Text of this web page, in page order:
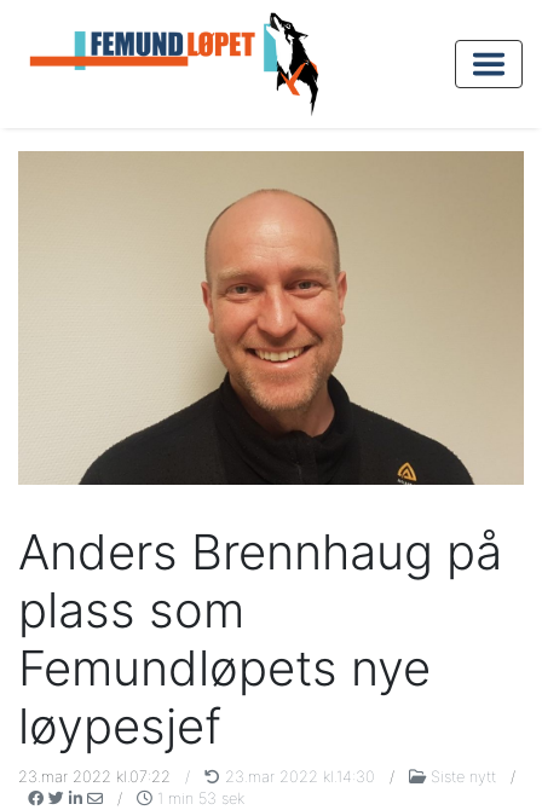
Anders Brennhaug på
plass som
Femundløpets nye
løypesjef
23.mar 2022 kl.07:22 / 23.mar 2022 kl.14:30 / Siste nytt
/
/
1 min 53 sek